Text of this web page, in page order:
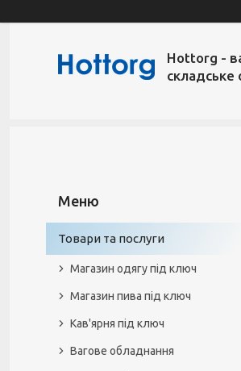
Hottorg -
складське
Товари та послуги
Магазин одягу під ключ
Магазин пива під ключ
Кав'ярня під ключ
Вагове обладнання